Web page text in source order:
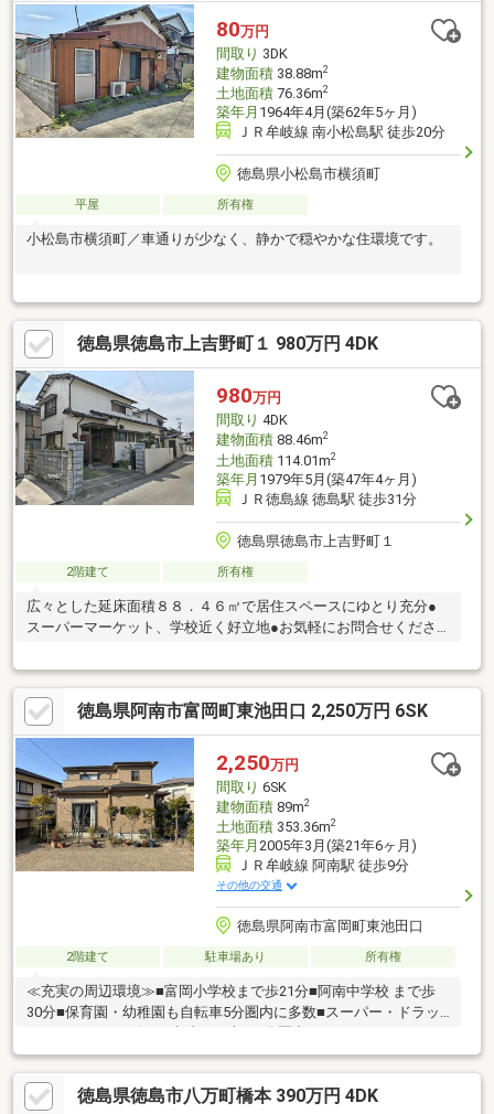
業はいたしません。通る方法を一緒に探します。087-810-3147／
【見学予約】からも受付中
80万円
間取り 3DK
建物面積38.88m2
土地面積76.36m2
築年月 1964年4月(築62年5ヶ月)
ＪＲ牟岐線 南小松島駅 徒歩20分
徳島県小松島市横須町
平屋 所有権
小松島市横須町／車通りが少なく、静かで穏やかな住環境です。
徳島県徳島市上吉野町１ 980万円 4DK
980万円
間取り 4DK
建物面積88.46m2
土地面積114.01m2
築年月 1979年5月(築47年4ヶ月)
ＪＲ徳島線 徳島駅 徒歩31分
徳島県徳島市上吉野町１
2階建て 所有権
広々とした延床面積８８．４６㎡で居住スペースにゆとり充分●
スーパーマーケット、学校近く好立地●お気軽にお問合せくださ
徳島県阿南市富岡町東池田口 2,250万円 6SK
2,250万円
間取り 6SK
建物面積89m2
土地面積353.36m2
築年月 2005年3月(築21年6ヶ月)
ＪＲ牟岐線 阿南駅 徒歩9分
その他の交通
徳島県阿南市富岡町東池田口
2階建て 駐車場あり 所有権
≪充実の周辺環境≫■富岡小学校まで歩21分■阿南中学校 まで歩
30分■保育園・幼稚園も自転車5分圏内に多数■スーパー・ドラッ
徳島県徳島市八万町橋本 390万円 4DK